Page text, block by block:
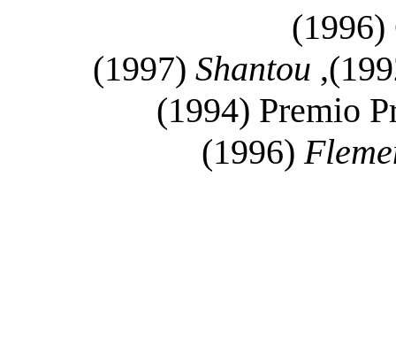
(1996)
Shantou
(1997)
Premio
(1994)
(1996)